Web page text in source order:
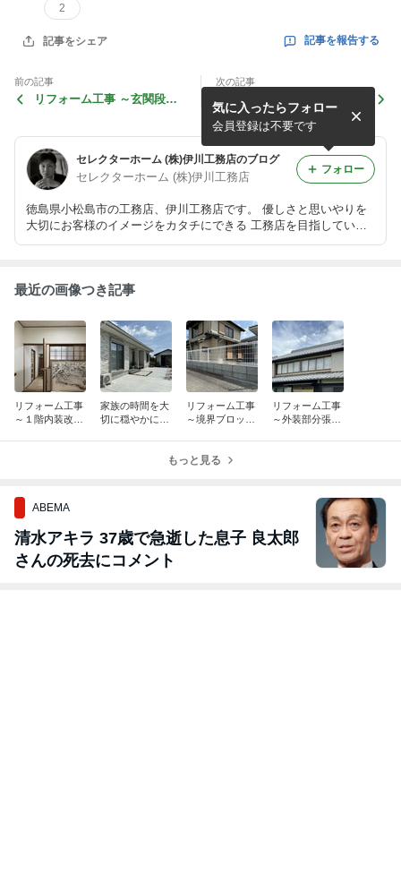
2
記事をシェア 記事を報告する
前の記事
リフォーム工事 ～玄関段差
次の記事
Child household second fl
oor full renovation
セレクターホーム (株)伊川工務店のブログ
セレクターホーム (株)伊川工務店
徳島県小松島市の工務店、伊川工務店です。 優しさと思いやりを
大切にお客様のイメージをカタチにできる 工務店を目指していま
気に入ったらフォロー
会員登録は不要です
フォロー
最近の画像つき記事
リフォーム工事
～１階内装改装
家族の時間を大
切に穏やかに暮
リフォーム工事
～境界ブロック
リフォーム工事
～外装部分張替
もっと見る
ABEMA
清水アキラ 37歳で急逝した息子 良太郎
さんの死去にコメント